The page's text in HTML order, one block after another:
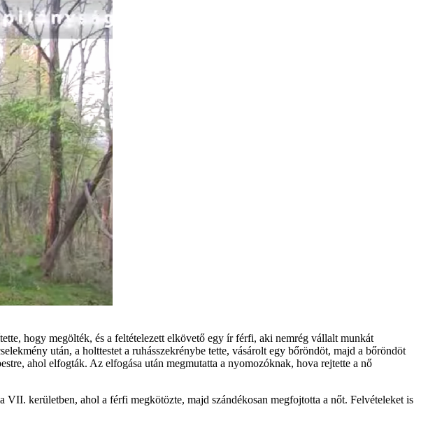
hogy megölték, és a feltételezett elkövető egy ír férfi, aki nemrég vállalt munkát
után, a holttestet a ruhásszekrénybe tette, vásárolt egy bőröndöt, majd a bőröndöt
ahol elfogták. Az elfogása után megmutatta a nyomozóknak, hova rejtette a nő
VII. kerületben, ahol a férfi megkötözte, majd szándékosan megfojtotta a nőt. Felvételeket is